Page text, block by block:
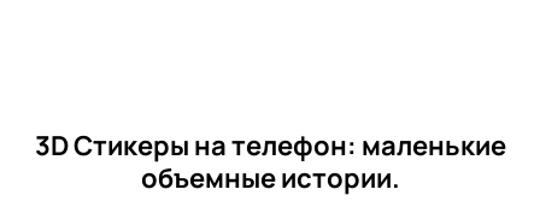
3D Стикеры на телефон: маленькие
объемные истории.